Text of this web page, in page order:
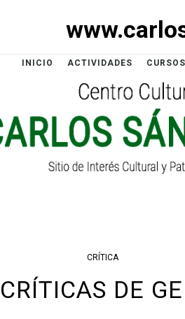
INICIO ACTIVIDADES CURSOS
CRÍTICA
DE